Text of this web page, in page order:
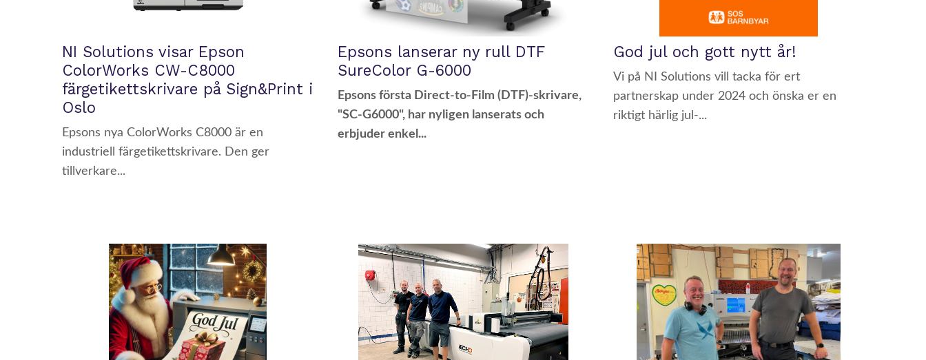
NI Solutions visar Epson
ColorWorks CW-C8000
färgetikettskrivare på Sign&Print i
Oslo
Epsons nya ColorWorks C8000 är en
industriell färgetikettskrivare. Den ger
tillverkare...
Epsons lanserar ny rull DTF
SureColor G-6000
Epsons första Direct-to-Film (DTF)-skrivare,
"SC-G6000", har nyligen lanserats och
erbjuder enkel...
God jul och gott nytt år!
Vi på NI Solutions vill tacka för ert
partnerskap under 2024 och önska er en
riktigt härlig jul-...